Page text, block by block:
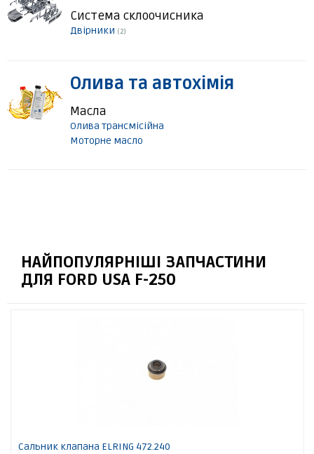
Система склоочисника
Двірники (2)
Олива та автохімія
Масла
Олива трансмісійна
Моторне масло
НАЙПОПУЛЯРНІШІ ЗАПЧАСТИНИ
ДЛЯ FORD USA F-250
Сальник клапана ELRING 472.240